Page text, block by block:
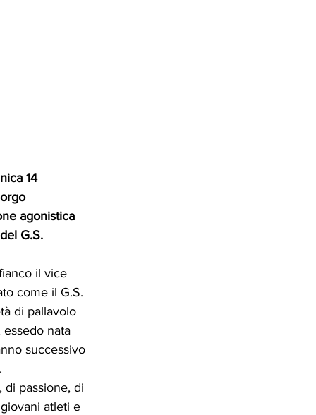
14
agonistica
G.S.
il vice
come il G.S.
di pallavolo
essedo nata
successivo
passione, di
atleti e